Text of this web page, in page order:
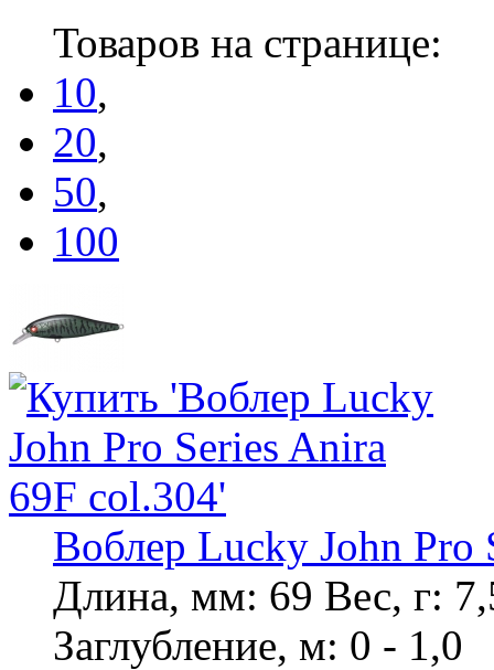
Товаров на странице:
10,
20,
50,
100
Воблер Lucky John Pro
Длина, мм: 69 Вес, г:
Заглубление, м: 0 - 1,0